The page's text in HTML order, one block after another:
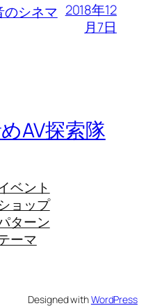
のシネマ 2018年12
月7日
AV探索隊
ベント
ョップ
ターン
ーマ
Designed withWordPress